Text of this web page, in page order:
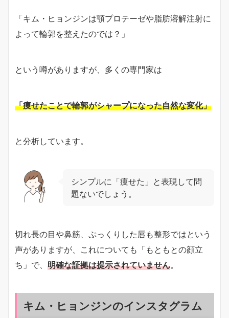
「キム・ヒョンジンは顎プロテーゼや脂肪溶解注射に
よって輪郭を整えたのでは？」
という噂がありますが、多くの専門家は
「痩せたことで輪郭がシャープになった自然な変化」
と分析しています。
シンプルに「痩せた」と表現して問
題ないでしょう。
切れ長の目や鼻筋、ぷっくりした唇も整形ではという
声がありますが、これについても「もともとの顔立
ち」で、 明確な証拠は提示されていません。
キム・ヒョンジンのインスタグラム